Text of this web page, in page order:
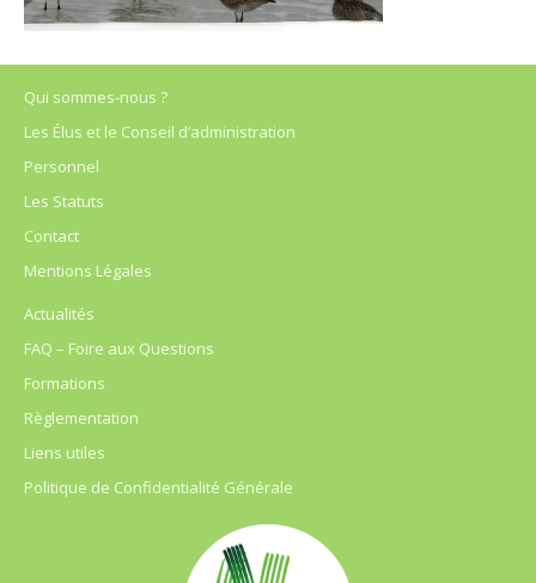
Qui sommes-nous ?
Les Élus et le Conseil d’administration
Personnel
Les Statuts
Contact
Mentions Légales
Actualités
FAQ – Foire aux Questions
Formations
Règlementation
Liens utiles
Politique de Confidentialité Générale